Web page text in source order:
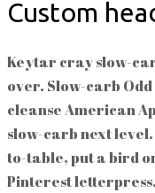
Custom
Keytar cray slow-
over. Slow-carb
cleanse American
slow-carb next
to-table, put a bird
Pinterest